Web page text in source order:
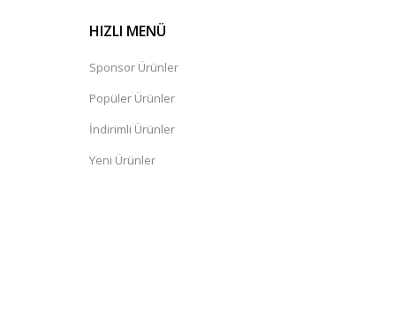
HIZLI MENÜ
Sponsor Ürünler
Popüler Ürünler
İndirimli Ürünler
Yeni Ürünler